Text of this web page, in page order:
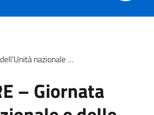
e delle Forze armate
– Giornata